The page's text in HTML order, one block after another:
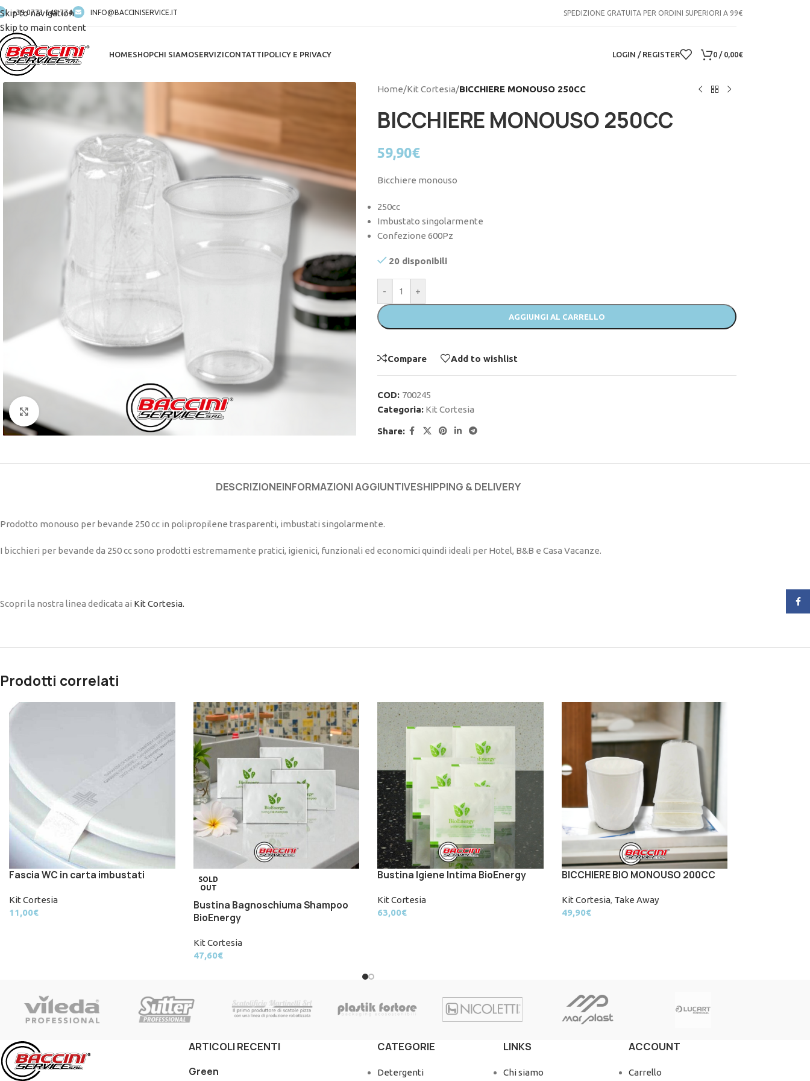
Skip to navigation
Skip to main content
+39 0773 648 774 INFO@BACCINISERVICE.IT SPEDIZIONE GRATUITA PER ORDINI SUPERIORI A 99€
HOMESHOPCHI SIAMOSERVIZICONTATTIPOLICY E PRIVACY LOGIN / REGISTER 0 / 0,00€
Home/Kit Cortesia/BICCHIERE MONOUSO 250CC
BICCHIERE MONOUSO 250CC
59,90€
Bicchiere monouso
250cc
Imbustato singolarmente
Confezione 600Pz
20 disponibili
- +
AGGIUNGI AL CARRELLO
Compare Add to wishlist
COD: 700245
Categoria: Kit Cortesia
Share:
DESCRIZIONEINFORMAZIONI AGGIUNTIVESHIPPING & DELIVERY
Prodotto monouso per bevande 250 cc in polipropilene trasparenti, imbustati singolarmente.
I bicchieri per bevande da 250 cc sono prodotti estremamente pratici, igienici, funzionali ed economici quindi ideali per Hotel, B&B e Casa Vacanze.
Scopri la nostra linea dedicata ai Kit Cortesia.
Prodotti correlati
Fascia WC in carta imbustati
Kit Cortesia
11,00€
SOLD
OUT
Bustina Bagnoschiuma Shampoo
BioEnergy
Kit Cortesia
47,60€
Bustina Igiene Intima BioEnergy
Kit Cortesia
63,00€
BICCHIERE BIO MONOUSO 200CC
Kit Cortesia, Take Away
49,90€
ARTICOLI RECENTI
Green
CATEGORIE
Detergenti
LINKS
Chi siamo
ACCOUNT
Carrello